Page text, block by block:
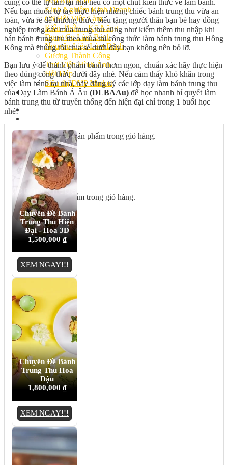
Kinh Nghiệm Kinh Doanh
Cơ Hội Việc Làm
Kiến Thức – Kỹ Năng
Dụng Cụ Làm Bánh
Nguyên Liệu Làm Bánh
Gương Thành Công
Thư Viện Hình Ảnh
Hỏi Đáp
Siêu thị ĐVP Market
Việc Làm
Chưa có sản phẩm trong giỏ hàng.
Giỏ hàng
Chưa có sản phẩm trong giỏ hàng.
Nếu bạn muốn tự tay thực hiện những chiếc bánh trung thu vừa an
toàn, vừa rẻ để thưởng thức, biếu tặng người thân bạn bè hay đồng
nghiệp trong các mùa trung thu cũng như kiếm thêm thu nhập khi
bán bánh trung thu theo mùa thì công thức làm bánh trung thu Hồng
Kông mà chúng tôi chia sẻ dưới đây bạn không nên bỏ lỡ.
Bạn lưu ý để thành phẩm bánh thơm ngon, chuẩn xác hãy thực hiện
theo đúng công thức dưới đây nhé. Nếu cảm thấy khó khăn trong
việc làm bánh tại nhà, hãy đăng ký các lớp dạy làm bánh trung thu
của Dạy Làm Bánh Á Âu (DLBAAu) để học nhanh bí quyết làm
bánh trung thu từ truyền thống đến hiện đại chỉ trong 1 buổi học
nhé!
Chuyên Đề Bánh
Trung Thu Hiện
Đại - Hoa 3D
1,500,000₫
XEM NGAY!!!
Chuyên Đề Bánh
Trung Thu Hoa
Đậu
1,800,000 ₫
XEM NGAY!!!